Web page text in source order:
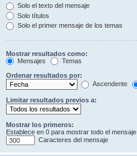
Solo el texto del mensaje
Solo títulos
Solo el primer mensaje de los temas
Mostrar resultados como:
Mensajes
Temas
Ordenar resultados por:
Ascendente
Limitar resultados previos a:
Mostrar los primeros:
Establece en 0 para mostrar todo el mensaje.
Caracteres del mensaje